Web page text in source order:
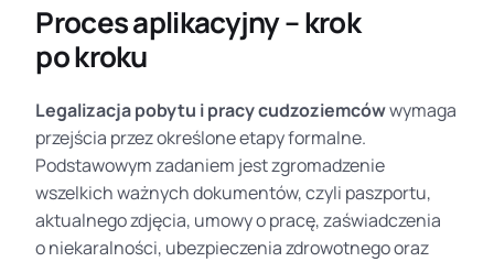
Proces aplikacyjny – krok
po kroku
Legalizacja pobytu i pracy cudzoziemcówwymaga
przejścia przez określone etapy formalne.
Podstawowym zadaniem jest zgromadzenie
wszelkich ważnych dokumentów, czyli paszportu,
aktualnego zdjęcia, umowy o pracę, zaświadczenia
o niekaralności, ubezpieczenia zdrowotnego oraz